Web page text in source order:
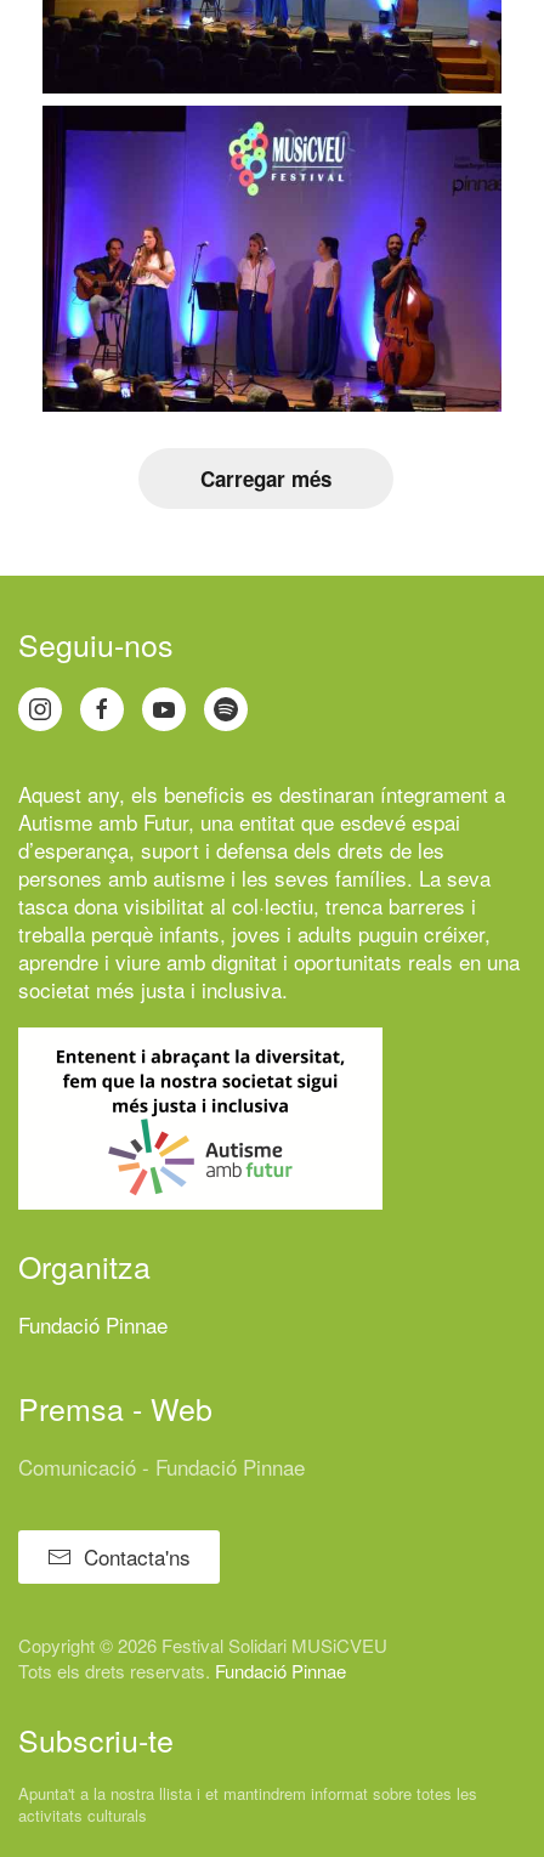
Carregar més
Seguiu-nos
Aquest any, els beneficis es destinaran íntegrament a
Autisme amb Futur, una entitat que esdevé espai
d’esperança, suport i defensa dels drets de les
persones amb autisme i les seves famílies. La seva
tasca dona visibilitat al col·lectiu, trenca barreres i
treballa perquè infants, joves i adults puguin créixer,
aprendre i viure amb dignitat i oportunitats reals en una
societat més justa i inclusiva.
Organitza
Fundació Pinnae
Premsa - Web
Comunicació - Fundació Pinnae
Contacta'ns
Copyright © 2026 Festival Solidari MUSiCVEU
Tots els drets reservats. Fundació Pinnae
Subscriu-te
Apunta't a la nostra llista i et mantindrem informat sobre totes les
activitats culturals